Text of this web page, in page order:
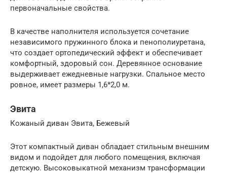
первоначальные свойства.
В качестве наполнителя используется сочетание
независимого пружинного блока и пенополиуретана,
что создает ортопедический эффект и обеспечивает
комфортный, здоровый сон. Деревянное основание
выдерживает ежедневные нагрузки. Спальное место
ровное, имеет размеры 1,6*2,0 м.
Эвита
Кожаный диван Эвита, Бежевый
Этот компактный диван обладает стильным внешним
видом и подойдет для любого помещения, включая
детскую. Высоковыкатной механизм трансформации